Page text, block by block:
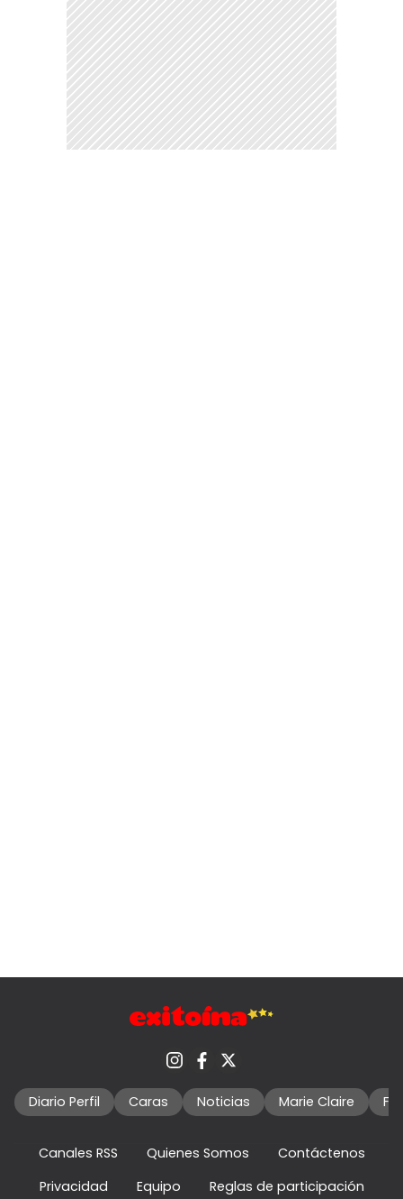
Diario Perfil Caras Noticias Marie Claire
Canales RSS Quienes Somos
Contáctenos
Privacidad
Equipo Reglas de participación